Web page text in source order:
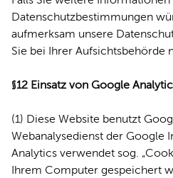
Datenschutzbestimmungen
aufmerksam unsere
Sie bei Ihrer Aufsichtsbehörde
§12 Einsatz von Google
(1) Diese Website benutzt
Webanalysedienst der Google
Analytics verwendet sog.
Ihrem Computer gespeichert